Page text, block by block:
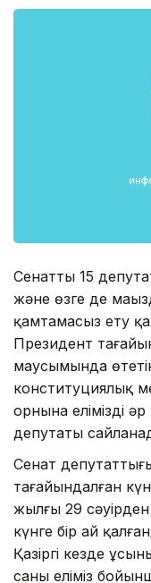
Сенаттың 15
және өзге де
қамтамасыз ету
Президент
маусымында өтетін
конституциялық
орнына еліміздің
депутаты
Сенат
тағайындалған
жылғы 29
күнге бiр ай
Қазіргі кезде
саны еліміз